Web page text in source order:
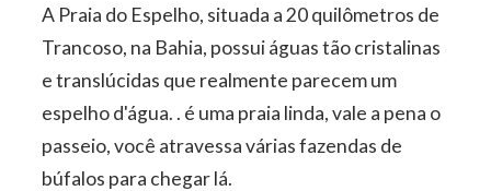
A Praia do Espelho, situada a 20 quilômetros de
Trancoso, na Bahia, possui águas tão cristalinas
e translúcidas que realmente parecem um
espelho d'água. . é uma praia linda, vale a pena o
passeio, você atravessa várias fazendas de
búfalos para chegar lá.